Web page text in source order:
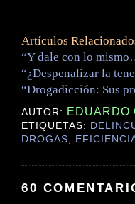
Artículos
“Y dale con lo
“¿Despenalizar la
“Drogadicción: Sus
AUTOR: EDUARDO
ETIQUETAS:
DROGAS,
60